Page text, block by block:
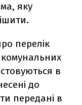
яку
перелік
комунальних
в
до
передані в